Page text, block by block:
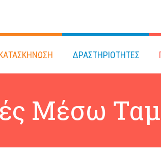
ΔΡΑΣΤΗΡΙΟΤΗΤΕΣ
Μέσω